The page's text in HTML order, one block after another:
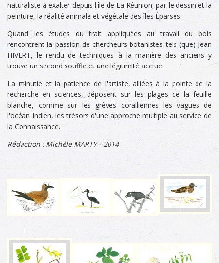
naturaliste à exalter depuis l'île de La Réunion, par le dessin et la
peinture, la réalité animale et végétale des îles Éparses.
Quand les études du trait appliquées au travail du bois
rencontrent la passion de chercheurs botanistes tels (que) Jean
HIVERT, le rendu de techniques à la manière des anciens y
trouve un second souffle et une légitimité accrue.
La minutie et la patience de l'artiste, alliées à la pointe de la
recherche en sciences, déposent sur les plages de la feuille
blanche, comme sur les grèves coralliennes les vagues de
l'océan Indien, les trésors d'une approche multiple au service de
la Connaissance.
Rédaction : Michèle MARTY - 2014